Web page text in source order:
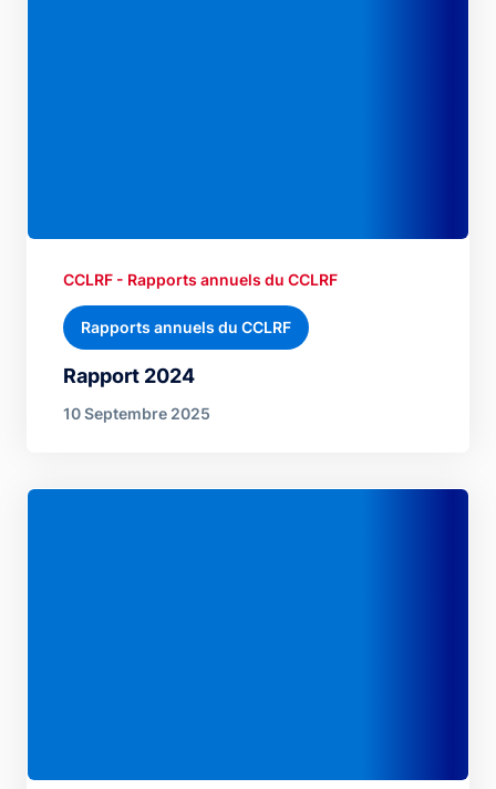
Rapport 2024
CCLRF - Rapports annuels du CCLRF
Rapports annuels du CCLRF
10 Septembre 2025